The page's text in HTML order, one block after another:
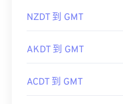
NZDT 到 GMT
AKDT 到 GMT
ACDT 到 GMT